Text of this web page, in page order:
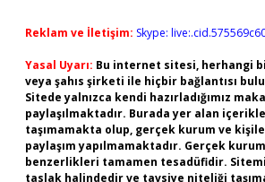
Reklam ve İletişim: Skype:
Yasal Uyarı: Bu internet sitesi, herhangi
veya şahıs şirketi ile hiçbir bağlantısı
Sitede yalnızca kendi hazırladığımız
paylaşılmaktadır. Burada yer alan
taşımamakta olup, gerçek kurum ve
paylaşım yapılmamaktadır. Gerçek
benzerlikleri tamamen tesadüfidir.
taslak halindedir ve tavsiye niteliği